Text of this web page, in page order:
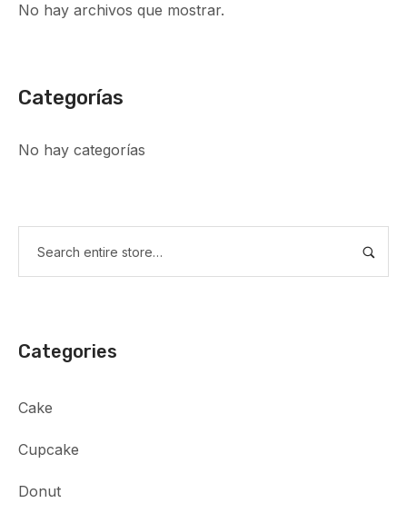
No hay archivos que mostrar.
Categorías
No hay categorías
Categories
Cake
Cupcake
Donut